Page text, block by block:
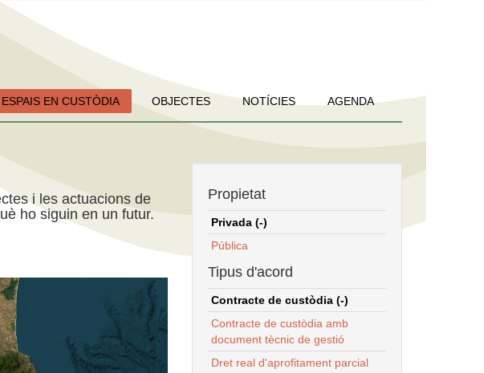
ESPAIS EN CUSTÒDIA OBJECTES NOTÍCIES AGENDA
i les actuacions de
ho siguin en un futur.
Propietat
Privada (-)
Pública
Tipus d'acord
Contracte de custòdia (-)
Contracte de custòdia amb
document tècnic de gestió
Dret real d'aprofitament parcial